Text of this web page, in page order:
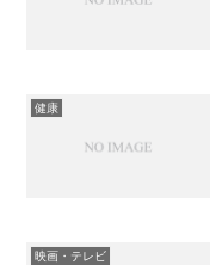
健康
映画・テレビ